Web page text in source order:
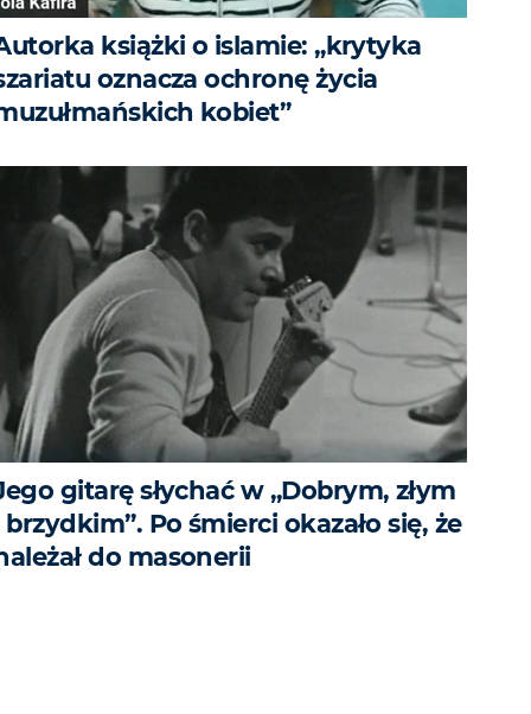
książki o islamie: „krytyka
oznacza ochronę życia
kobiet”
gitarę słychać w „Dobrym, złym
brzydkim”. Po śmierci okazało się, że
do masonerii